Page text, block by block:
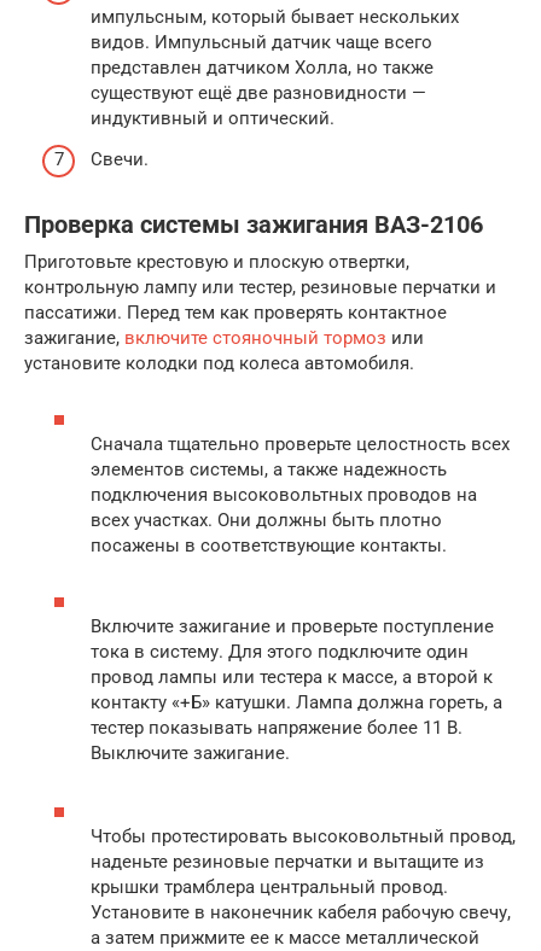
импульсным, который бывает нескольких
видов. Импульсный датчик чаще всего
представлен датчиком Холла, но также
существуют ещё две разновидности —
индуктивный и оптический.
Свечи.
Проверка системы зажигания ВАЗ-2106
Приготовьте крестовую и плоскую отвертки,
контрольную лампу или тестер, резиновые перчатки и
пассатижи. Перед тем как проверять контактное
зажигание, включите стояночный тормоз или
установите колодки под колеса автомобиля.
Сначала тщательно проверьте целостность всех
элементов системы, а также надежность
подключения высоковольтных проводов на
всех участках. Они должны быть плотно
посажены в соответствующие контакты.
Включите зажигание и проверьте поступление
тока в систему. Для этого подключите один
провод лампы или тестера к массе, а второй к
контакту «+Б» катушки. Лампа должна гореть, а
тестер показывать напряжение более 11 В.
Выключите зажигание.
Чтобы протестировать высоковольтный провод,
наденьте резиновые перчатки и вытащите из
крышки трамблера центральный провод.
Установите в наконечник кабеля рабочую свечу,
а затем прижмите ее к массе металлической